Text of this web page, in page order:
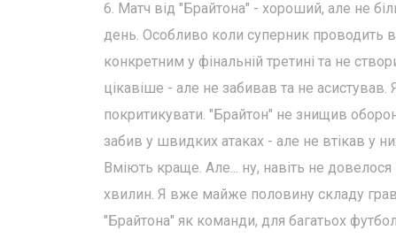
6. Матч від "Брайтона" - хороший, але не
день. Особливо коли суперник проводить
конкретним у фінальній третині та не
цікавіше - але не забивав та не
покритикувати. "Брайтон" не знищив
забив у швидких атаках - але не втікав у
Вміють краще. Але... ну, навіть не
хвилин. Я вже майже половину складу
"Брайтона" як команди, для багатьох